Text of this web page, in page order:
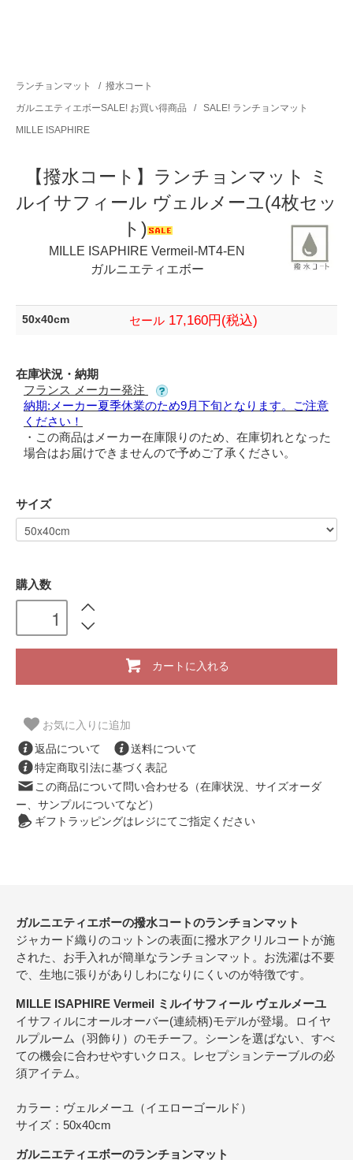
ランチョンマット / 撥水コート
ガルニエティエボーSALE! お買い得商品
/ SALE! ランチョンマット
MILLE ISAPHIRE
【撥水コート】ランチョンマット ミ
ルイサフィール ヴェルメーユ(4枚セッ
ト)
MILLE ISAPHIRE Vermeil-MT4-EN
ガルニエティエボー
50x40cm セール 17,160円(税込)
在庫状況・納期
フランス メーカー発注
納期:メーカー夏季休業のため9月下旬となります。ご注意
ください！
・この商品はメーカー在庫限りのため、在庫切れとなった
場合はお届けできませんので予めご了承ください。
サイズ
購入数
カートに入れる
お気に入りに追加
返品について
送料について
特定商取引法に基づく表記
この商品について問い合わせる（在庫状況、サイズオーダ
ー、サンプルについてなど）
ギフトラッピングはレジにてご指定ください
ガルニエティエボーの撥水コートのランチョンマット
ジャカード織りのコットンの表面に撥水アクリルコートが施
された、お手入れが簡単なランチョンマット。お洗濯は不要
で、生地に張りがありしわになりにくいのが特徴です。
MILLE ISAPHIRE Vermeil ミルイサフィール ヴェルメーユ
イサフィルにオールオーバー(連続柄)モデルが登場。ロイヤ
ルプルーム（羽飾り）のモチーフ。シーンを選ばない、すべ
ての機会に合わせやすいクロス。レセプションテーブルの必
須アイテム。
カラー：ヴェルメーユ（イエローゴールド）
サイズ：50x40cm
ガルニエティエボーのランチョンマット